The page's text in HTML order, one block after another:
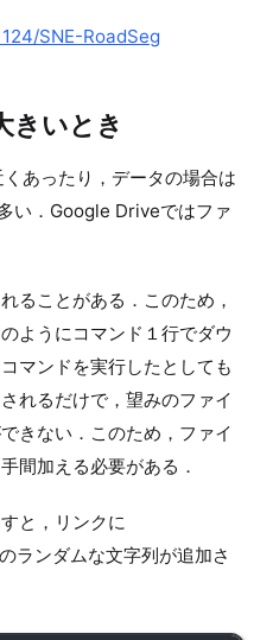
SNE-RoadSeg
きいとき
あったり，データの場合は
い．Google Driveではファ
ることがある．このため，
ようにコマンド１行でダウ
マンドを実行したとしても
れるだけで，望みのファイ
きない．このため，ファイ
間加える必要がある．
と，リンクに
ランダムな文字列が追加さ